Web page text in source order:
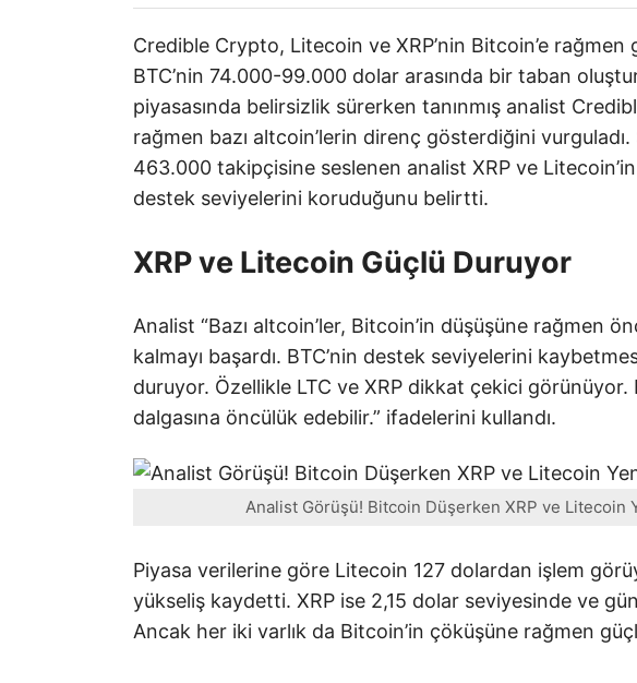
Credible Crypto, Litecoin ve XRP’nin Bitcoin’e
BTC’nin 74.000-99.000 dolar arasında bir taban
piyasasında belirsizlik sürerken tanınmış analist
rağmen bazı altcoin’lerin direnç gösterdiğini
463.000 takipçisine seslenen analist XRP ve
destek seviyelerini koruduğunu belirtti.
XRP ve Litecoin Güçlü Duruyor
Analist “Bazı altcoin’ler, Bitcoin’in düşüşüne rağmen
kalmayı başardı. BTC’nin destek seviyelerini
duruyor. Özellikle LTC ve XRP dikkat çekici görünüyor.
dalgasına öncülük edebilir.” ifadelerini kullandı.
Analist Görüşü! Bitcoin Düşerken XRP ve Litecoin
Piyasa verilerine göre Litecoin 127 dolardan işlem
yükseliş kaydetti. XRP ise 2,15 dolar seviyesinde ve
Ancak her iki varlık da Bitcoin’in çöküşüne rağmen